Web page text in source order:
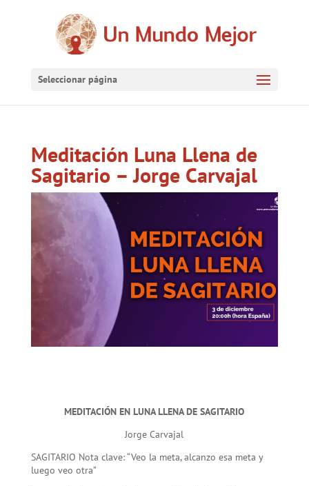
Seleccionar página
Meditación Luna Llena de
Sagitario – Jorge Carvajal
MEDITACIÓN EN LUNA LLENA DE SAGITARIO
Jorge Carvajal
SAGITARIO Nota clave: “Veo la meta, alcanzo esa meta y
luego veo otra”